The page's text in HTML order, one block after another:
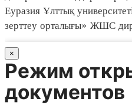
Еуразия Ұлттық
зерттеу орталығы» ЖШС
×
Режим
документов